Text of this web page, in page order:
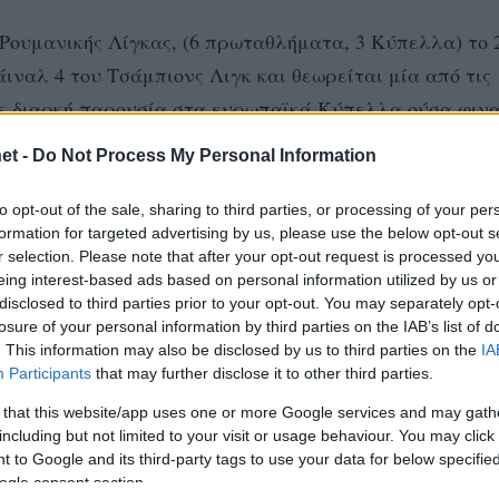
- Do Not Process My Personal Information
opt-out of the sale, sharing to third parties, or processing of your
for targeted advertising by us, please use the below opt-out
selection. Please note that after your opt-out request is processed
interest-based ads based on personal information utilized by us
to third parties prior to your opt-out. You may separately
of your personal information by third parties on the IAB’s list of
This information may also be disclosed by us to third parties on the
Participants that may further disclose it to other third parties.
that this website/app uses one or more Google services and may
but not limited to your visit or usage behaviour. You may
to Google and its third-party tags to use your data for below
consent section.
Λίγκας, (6 πρωταθλήματα, 3 Κύπελλα) το
4 του Τσάμπιονς Λιγκ και θεωρείται μία από τις
διαρκή παρουσία στα ευρωπαϊκά Κύπελλα ούσα
που φέτος, έπειτα από δυο σενεχόμενες
ψηλά τον πήχη, καθώς στον γαλαξία αστεριών του
η πρωταθλήτρια Ευρώπης της Σερβίας από την
άσος της Βουλγαρίας, Γκεργκάνα Ντιμίτροβα, που